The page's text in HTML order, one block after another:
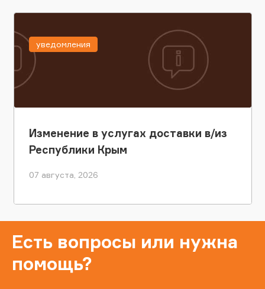
Изменение в услугах доставки в/из
Республики Крым
07 августа, 2026
уведомления
Есть вопросы или нужна
помощь?